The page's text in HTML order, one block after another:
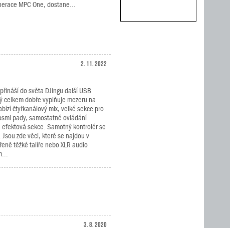
MPC One, dostane...
2. 11. 2022
do světa DJingu další USB
celkem dobře vyplňuje mezeru na
čtyřkanálový mix, velké sekce pro
pady, samostatné ovládání
sekce. Samotný kontrolér se
zde věci, které se najdou v
těžké talíře nebo XLR audio
3. 8. 2020